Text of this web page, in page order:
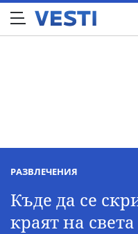
РАЗВЛЕЧЕНИЯ
Къде да се
краят на